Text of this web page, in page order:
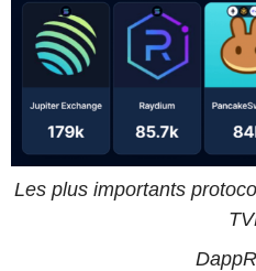
Les plus importants